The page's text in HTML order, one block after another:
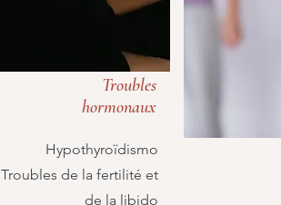
Troubles
hormonaux
Hypothyroïdismo
Troubles de la fertilité et
de la libido